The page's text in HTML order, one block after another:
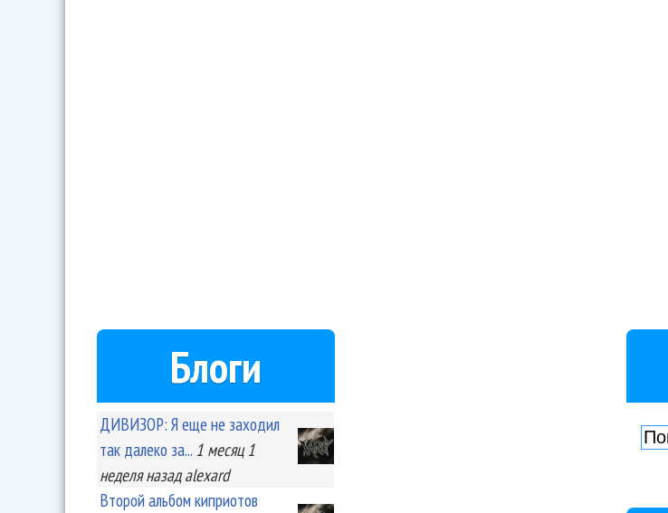
Блоги
ДИВИЗОР: Я еще не заходил
так далеко за... 1 месяц 1
неделяназад alexard
Второй альбом киприотов